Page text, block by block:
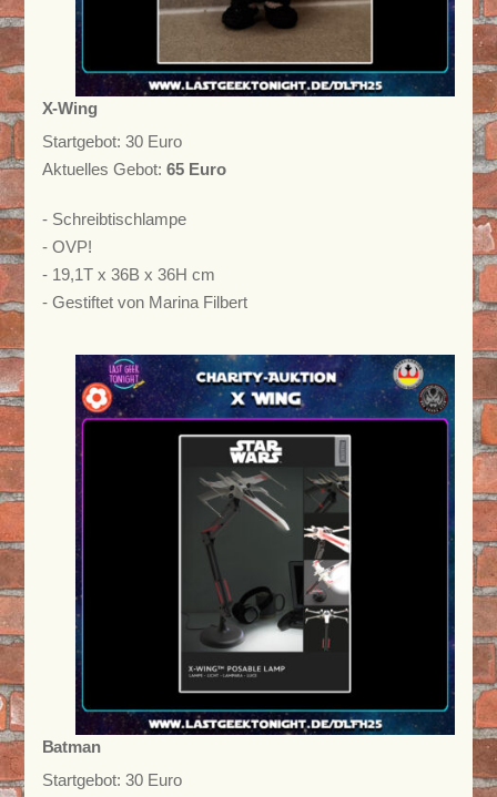
X-Wing
Startgebot: 30 Euro
Aktuelles Gebot: 65 Euro
- Schreibtischlampe
- OVP!
- 19,1T x 36B x 36H cm
- Gestiftet von Marina Filbert
Batman
Startgebot: 30 Euro